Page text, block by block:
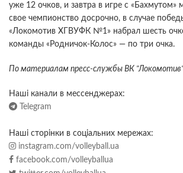
уже 12 очков, и завтра в игре с
свое чемпионство досрочно, в случае
«Локомотив ХГВУФК №1» набрал шесть
команды «Родничок-Колос» — по три очка.
По материалам пресс-службы ВК
Наші канали в мессенджерах:
Telegram
Наші сторінки в соціальних мережах:
instagram.com/volleyball.ua
facebook.com/volleyballua